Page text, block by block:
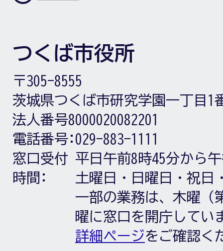
つくば市役所
〒305-8555
茨城県つくば市研究学園一丁目1
法人番号8000020082201
電話番号: 029-883-1111
窓口受付
時間:
平日午前8時45分から
土曜日・日曜日・祝日
一部の業務は、木曜（
曜に窓口を開庁してい
詳細ページをご確認く